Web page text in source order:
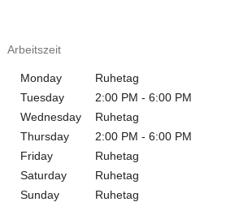
Arbeitszeit
Monday
Ruhetag
Tuesday
2:00 PM - 6:00 PM
Wednesday
Ruhetag
Thursday
2:00 PM - 6:00 PM
Friday
Ruhetag
Saturday
Ruhetag
Sunday
Ruhetag